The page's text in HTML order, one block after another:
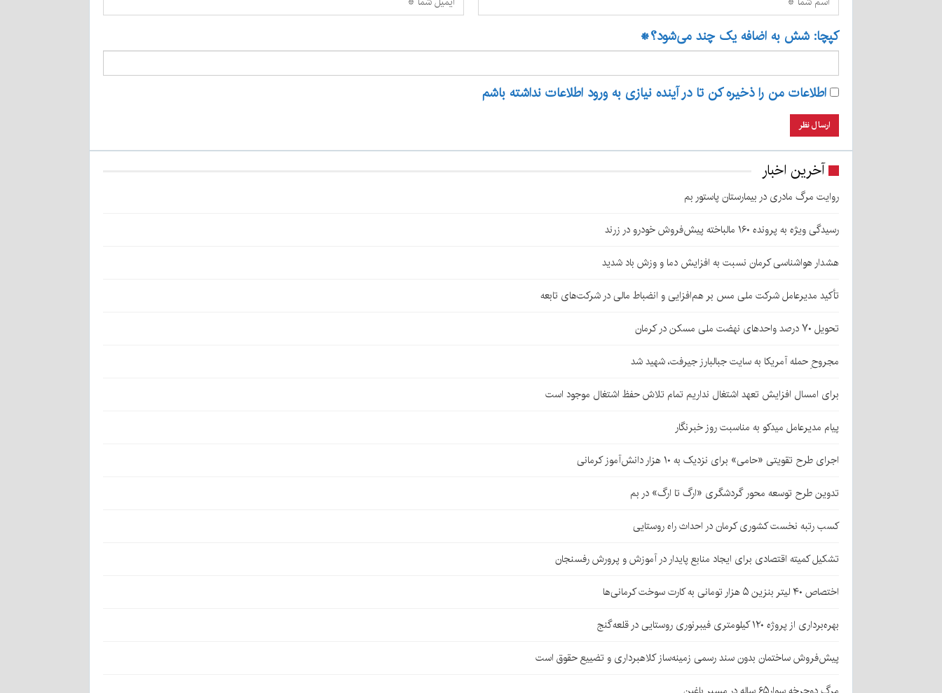
کپچا: شش به اضافه یک چند می‌شود؟*
اطلاعات من را ذخیره کن تا در آینده نیازی به ورود اطلاعات نداشته باشم
آخرین اخبار
روایت مرگ مادری در بیمارستان پاستور بم
رسیدگی ویژه به پرونده ۱۶۰ مالباخته پیش‌فروش خودرو در زرند
هشدار هواشناسی کرمان نسبت به افزایش دما و وزش باد شدید
تأکید مدیرعامل شرکت ملی مس بر هم‌افزایی و انضباط مالی در شرکت‌های تابعه
تحویل ۷۰ درصد واحدهای نهضت ملی مسکن در کرمان
مجروحِ حمله آمریکا به سایت جبالبارز جیرفت، شهید شد
برای امسال افزایش تعهد اشتغال نداریم تمام تلاش حفظ اشتغال موجود است
پیام مدیرعامل میدکو به مناسبت روز خبرنگار
اجرای طرح تقویتی «حامی» برای نزدیک به ۱۰ هزار دانش‌آموز کرمانی
تدوین طرح توسعه محور گردشگری «ارگ تا ارگ» در بم
کسب رتبه نخست کشوری کرمان در احداث راه روستایی
تشکیل کمیته اقتصادی برای ایجاد منابع پایدار در آموزش و پرورش رفسنجان
اختصاص ۴۰ لیتر بنزین ۵ هزار تومانی به کارت سوخت کرمانی‌ها
بهره‌برداری از پروژه ۱۲۰ کیلومتری فیبرنوری روستایی در قلعه‌گنج
پیش‌فروش ساختمان بدون سند رسمی زمینه‌ساز کلاهبرداری و تضییع حقوق است